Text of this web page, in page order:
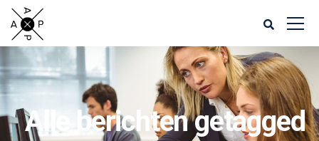
Alle berichten getagged